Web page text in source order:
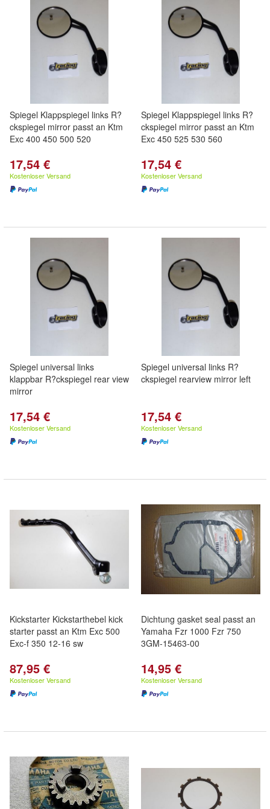
Spiegel Klappspiegel links R?
ckspiegel mirror passt an Ktm
Exc 400 450 500 520
17,54 €
Kostenloser Versand
Spiegel Klappspiegel links R?
ckspiegel mirror passt an Ktm
Exc 450 525 530 560
17,54 €
Kostenloser Versand
Spiegel universal links
klappbar R?ckspiegel rear view
mirror
17,54 €
Kostenloser Versand
Spiegel universal links R?
ckspiegel rearview mirror left
17,54 €
Kostenloser Versand
Kickstarter Kickstarthebel kick
starter passt an Ktm Exc 500
Exc-f 350 12-16 sw
87,95 €
Kostenloser Versand
Dichtung gasket seal passt an
Yamaha Fzr 1000 Fzr 750
3GM-15463-00
14,95 €
Kostenloser Versand